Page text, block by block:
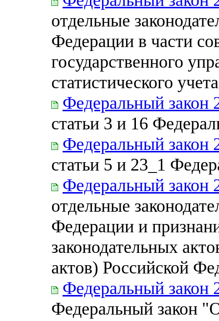
отдельные
Федерации в части
государственного
статистического учета
Федеральный закон
статьи 3 и 16
Федеральный закон
статьи 5 и 23_1
Федеральный закон
отдельные
Федерации и
законодательных
актов) Российской
Федеральный закон
Федеральный закон